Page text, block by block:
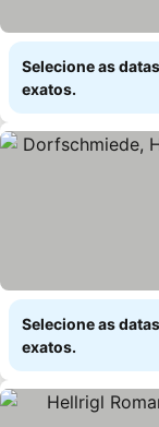
Selecione as
exatos.
Selecione as
exatos.